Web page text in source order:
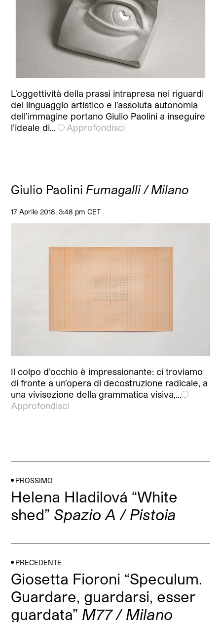
L’oggettività della prassi intrapresa nei riguardi
del linguaggio artistico e l’assoluta autonomia
dell’immagine portano Giulio Paolini a inseguire
l’ideale di…
Approfondisci
Giulio Paolini Fumagalli / Milano
17 Aprile 2018, 3:48 pm CET
Il colpo d’occhio è impressionante: ci troviamo
di fronte a un’opera di decostruzione radicale, a
una vivisezione della grammatica visiva,…
Approfondisci
PROSSIMO
Helena Hladilová “White
shed” Spazio A / Pistoia
PRECEDENTE
Giosetta Fioroni “Speculum.
Guardare, guardarsi, esser
guardata” M77 / Milano